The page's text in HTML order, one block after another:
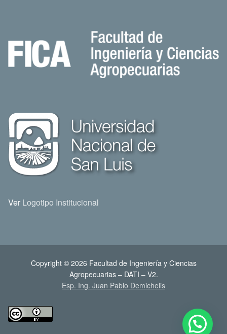
Ver Logotipo Institucional
Copyright © 2026 Facultad de Ingeniería y Ciencias
Agropecuarias – DATI – V2.
Esp. Ing. Juan Pablo Demichelis